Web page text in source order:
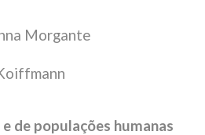
Morgante
de populações humanas